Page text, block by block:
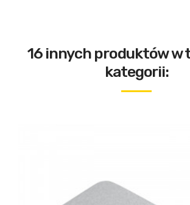
16 innych produktów w
kategorii: